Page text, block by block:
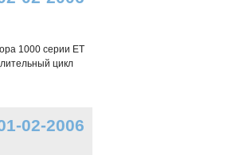
1000 серии ET
цикл
02-2006